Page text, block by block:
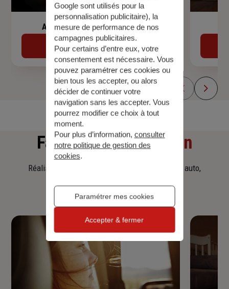
Assurance de prêt immobilier
Découvrir
Faitesune simulation
Réalisez une simulation tarifaire d'assurance, auto,
Google sont utilisés pour la
personnalisation publicitaire), la
mesure de performance de nos
campagnes publicitaires.
Pour certains d’entre eux, votre
consentement est nécessaire. Vous
pouvez paramétrer ces cookies ou
bien tous les accepter, ou alors
décider de continuer votre
navigation sans les accepter. Vous
pourrez modifier ce choix à tout
moment.
Pour plus d’information, consulter
notre politique de gestion des
cookies.
Paramétrer mes cookies
Accepter & fermer